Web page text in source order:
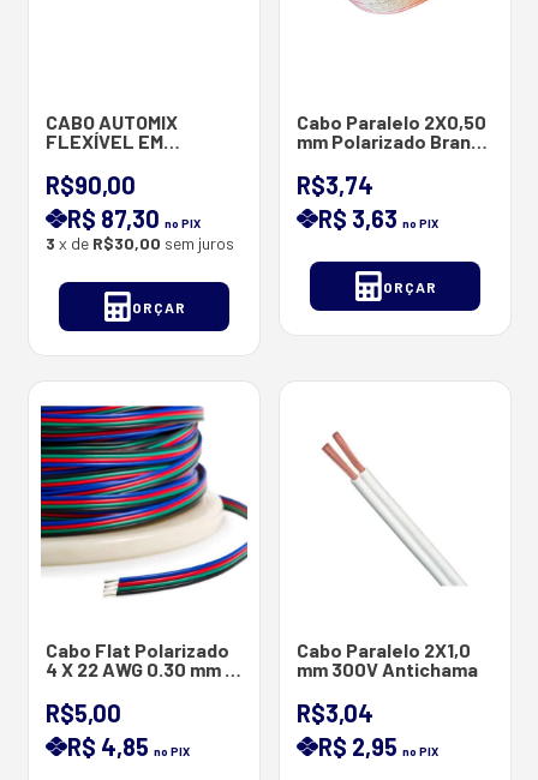
CABO AUTOMIX
FLEXÍVEL EM
COBRE 1 X 0.30 MM -
RL 100M
R$90,00
R$ 87,30no PIX
3 x de R$30,00 sem juros
ORÇAR
Cabo Paralelo 2X0,50
mm Polarizado Branco
2x0.50 mm
R$3,74
R$ 3,63no PIX
ORÇAR
Cabo Flat Polarizado
4 X 22 AWG 0.30 mm 4
R$5,00
R$ 4,85no PIX
Cabo Paralelo 2X1,0
mm 300V Antichama
R$3,04
R$ 2,95no PIX